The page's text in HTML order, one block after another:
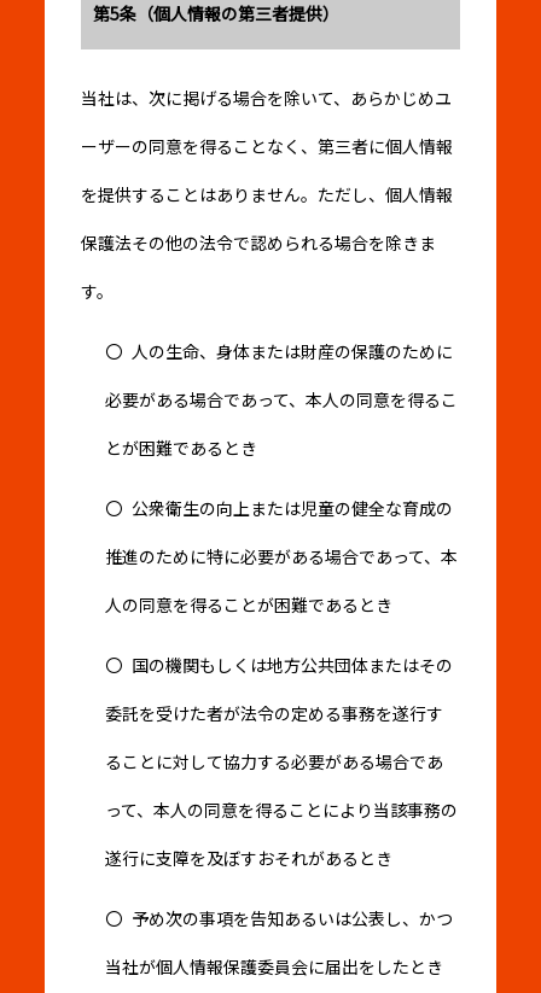
第5条（個人情報の第三者提供）
当社は、次に掲げる場合を除いて、あらかじめユ
ーザーの同意を得ることなく、第三者に個人情報
を提供することはありません。ただし、個人情報
保護法その他の法令で認められる場合を除きま
す。
人の生命、身体または財産の保護のために
必要がある場合であって、本人の同意を得るこ
とが困難であるとき
公衆衛生の向上または児童の健全な育成の
推進のために特に必要がある場合であって、本
人の同意を得ることが困難であるとき
国の機関もしくは地方公共団体またはその
委託を受けた者が法令の定める事務を遂行す
ることに対して協力する必要がある場合であ
って、本人の同意を得ることにより当該事務の
遂行に支障を及ぼすおそれがあるとき
予め次の事項を告知あるいは公表し、かつ
当社が個人情報保護委員会に届出をしたとき